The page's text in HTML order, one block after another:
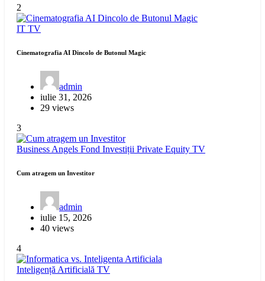
2
IT TV
Cinematografia AI Dincolo de Butonul Magic
admin
iulie 31, 2026
29 views
3
Business Angels Fond Investiții Private Equity TV
Cum atragem un Investitor
admin
iulie 15, 2026
40 views
4
Inteligență Artificială TV